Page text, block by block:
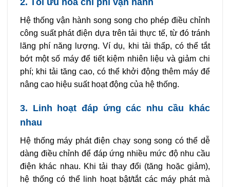
Hệ thống vận hành song song cho phép điều chỉnh
công suất phát điện dựa trên tải thực tế, từ đó tránh
lãng phí năng lượng. Ví dụ, khi tải thấp, có thể tắt
bớt một số máy để tiết kiệm nhiên liệu và giảm chi
phí; khi tải tăng cao, có thể khởi động thêm máy để
nâng cao hiệu suất hoạt động của hệ thống.
3. Linh hoạt đáp ứng các nhu cầu khác
nhau
Hệ thống máy phát điện chạy song song có thể dễ
dàng điều chỉnh để đáp ứng nhiều mức độ nhu cầu
điện khác nhau. Khi tải thay đổi (tăng hoặc giảm),
hệ thống có thể linh hoạt bật/tắt các máy phát mà